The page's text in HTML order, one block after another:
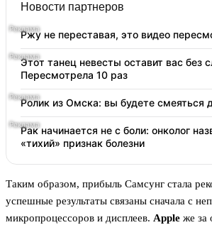
Новости партнеров
Ржу не переставая, это видео
Этот танец невесты оставит вас без
Пересмотрела 10 раз
Ролик из Омска: вы будете смеяться
Рак начинается не с боли: онколог
«тихий» признак болезни
Таким образом, прибыль Самсунг стала
успешные результаты связаны сначала с
микропроцессоров и дисплеев. Apple же за